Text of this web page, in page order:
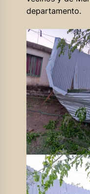
departamento.